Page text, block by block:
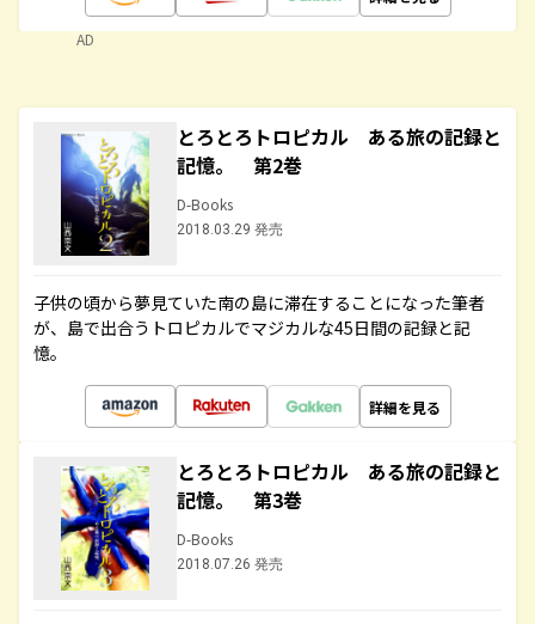
AD
とろとろトロピカル ある旅の記録と
記憶。 第2巻
D-Books
2018.03.29 発売
子供の頃から夢見ていた南の島に滞在することになった筆者
が、島で出合うトロピカルでマジカルな45日間の記録と記
憶。
詳細を見る
とろとろトロピカル ある旅の記録と
記憶。 第3巻
D-Books
2018.07.26 発売